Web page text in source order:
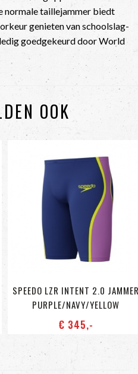
normale taillejammer biedt
genieten van schoolslag-
goedgekeurd door World
OOK
SPEEDO LZR INTENT 2.0
PURPLE/NAVY/YELLOW
€ 345,-